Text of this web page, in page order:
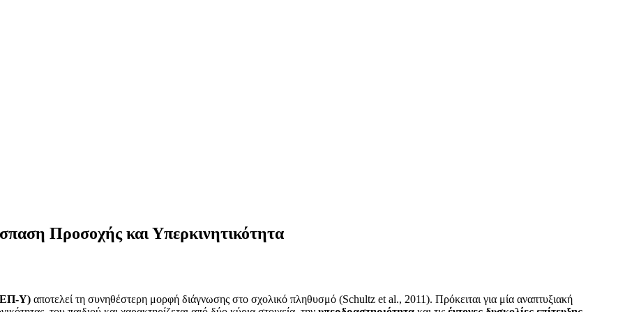
Προσοχής και Υπερκινητικότητα
Υ) αποτελεί τη συνηθέστερη μορφή διάγνωσης στο σχολικό πληθυσμό (Schultz et al., 2011). Πρόκειται για μία αναπτυξιακή